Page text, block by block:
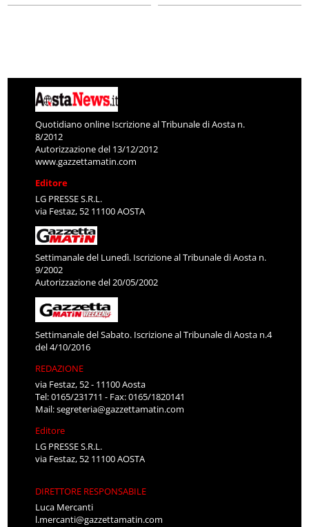
Quotidiano online Iscrizione al Tribunale di Aosta n.
8/2012
Autorizzazione del 13/12/2012
www.gazzettamatin.com
Editore
LG PRESSE S.R.L.
via Festaz, 52 11100 AOSTA
Settimanale del Lunedì. Iscrizione al Tribunale di Aosta n.
9/2002
Autorizzazione del 20/05/2002
Settimanale del Sabato. Iscrizione al Tribunale di Aosta n.4
del 4/10/2016
REDAZIONE
via Festaz, 52 - 11100 Aosta
Tel: 0165/231711 - Fax: 0165/1820141
Mail:segreteria@gazzettamatin.com
Editore
LG PRESSE S.R.L.
via Festaz, 52 11100 AOSTA
DIRETTORE RESPONSABILE
Luca Mercanti
l.mercanti@gazzettamatin.com